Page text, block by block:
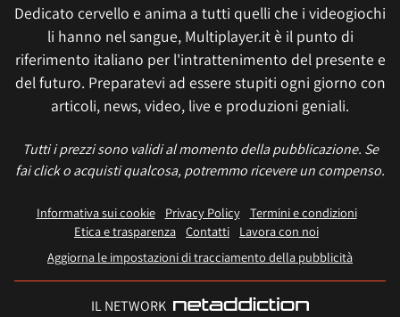
Dedicato cervello e anima a tutti quelli che i videogiochi
li hanno nel sangue, Multiplayer.it è il punto di
riferimento italiano per l'intrattenimento del presente e
del futuro. Preparatevi ad essere stupiti ogni giorno con
articoli, news, video, live e produzioni geniali.
Tutti i prezzi sono validi al momento della pubblicazione. Se
fai click o acquisti qualcosa, potremmo ricevere un compenso.
Informativa sui cookie Privacy Policy
Termini e condizioni
Etica e trasparenza Contatti
Lavora con noi
Aggiorna le impostazioni di tracciamento della pubblicità
IL NETWORK